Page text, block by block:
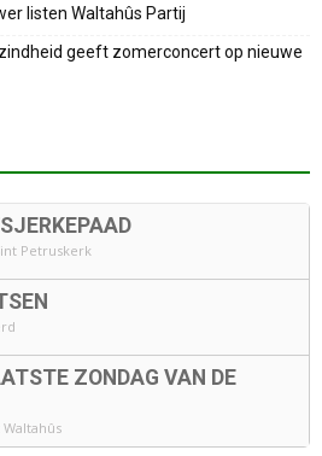
listen Waltahûs Partij
geeft zomerconcert op nieuwe
Petruskerk
ZONDAG VAN DE
Waltahûs